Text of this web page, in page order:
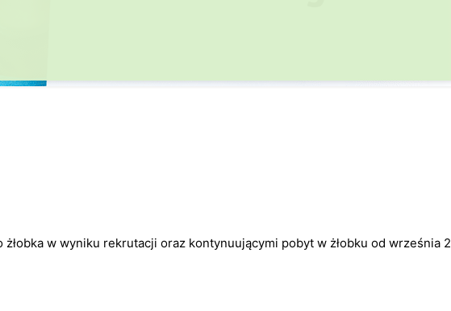
w wyniku rekrutacji oraz kontynuującymi pobyt w żłobku od września